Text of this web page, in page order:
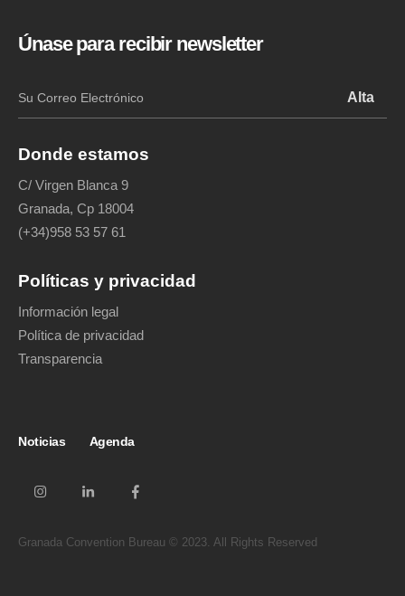
Únase para recibir newsletter
Donde estamos
C/ Virgen Blanca 9
Granada, Cp 18004
(+34)958 53 57 61
Políticas y privacidad
Información legal
Política de privacidad
Transparencia
Noticias Agenda
Granada Convention Bureau © 2023. All Rights Reserved